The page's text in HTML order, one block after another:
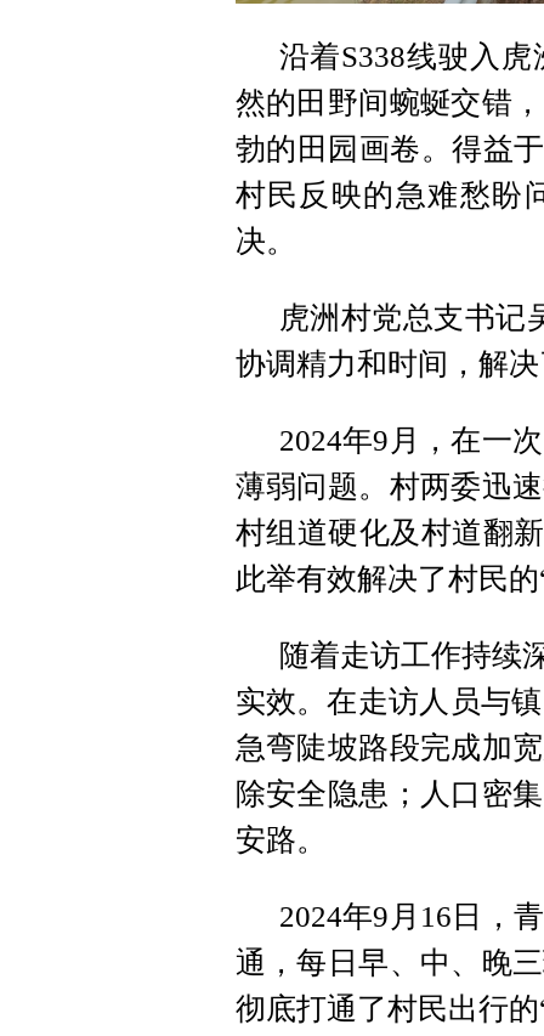
沿着S338线驶入
然的田野间蜿蜒交错
勃的田园画卷。得益
村民反映的急难愁盼
决。
虎洲村党总支书记
协调精力和时间，解
2024年9月，在一
薄弱问题。村两委迅
村组道硬化及村道翻
此举有效解决了村民
随着走访工作持续
实效。在走访人员与
急弯陡坡路段完成加
除安全隐患；人口密
安路。
2024年9月16日，
通，每日早、中、晚
彻底打通了村民出行